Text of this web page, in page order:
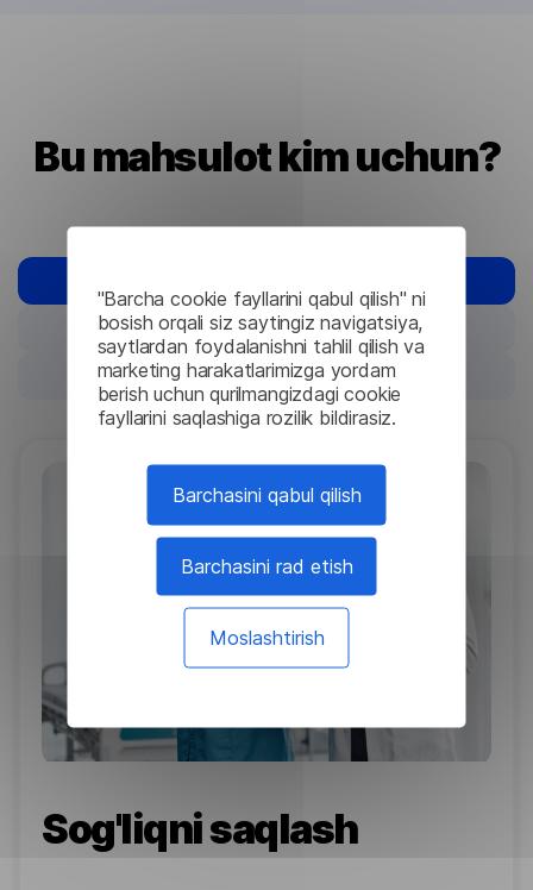
"Barcha cookie fayllarini qabul qilish" ni
bosish orqali siz saytingiz navigatsiya,
saytlardan foydalanishni tahlil qilish va
marketing harakatlarimizga yordam
berish uchun qurilmangizdagi cookie
fayllarini saqlashiga rozilik bildirasiz.
Barchasini qabul qilish
Barchasini rad etish
Moslashtirish
Bu mahsulot kim uchun?
Moliya
Hukumat
Sog'liqni saqlash